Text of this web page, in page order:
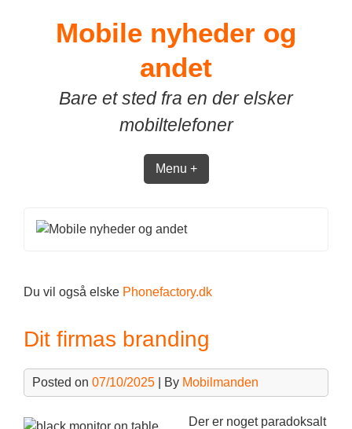
Mobile nyheder og
andet
Bare et sted fra en der elsker
mobiltelefoner
Menu +
Du vil også elske Phonefactory.dk
Dit firmas branding
Posted on 07/10/2025 | By Mobilmanden
Der er noget paradoksalt